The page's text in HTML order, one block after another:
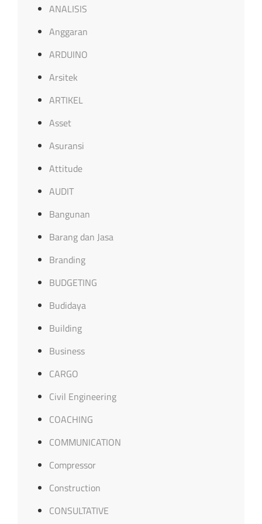
ANALISIS
Anggaran
ARDUINO
Arsitek
ARTIKEL
Asset
Asuransi
Attitude
AUDIT
Bangunan
Barang dan Jasa
Branding
BUDGETING
Budidaya
Building
Business
CARGO
Civil Engineering
COACHING
COMMUNICATION
Compressor
Construction
CONSULTATIVE